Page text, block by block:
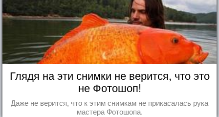
Глядя на эти снимки не верится, что это
не Фотошоп!
Даже не верится, что к этим снимкам не прикасалась рука
мастера Фотошопа.